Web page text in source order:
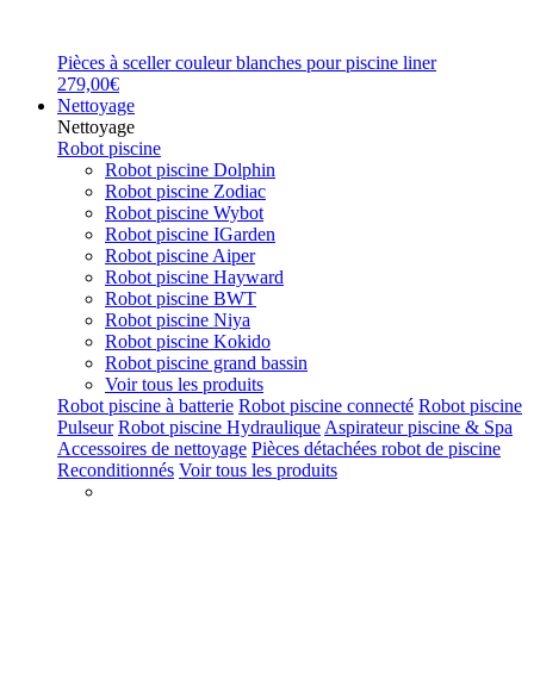
Pièces à sceller couleur blanches pour piscine liner
279,00€
Nettoyage
Nettoyage
Robot piscine
Robot piscine Dolphin
Robot piscine Zodiac
Robot piscine Wybot
Robot piscine IGarden
Robot piscine Aiper
Robot piscine Hayward
Robot piscine BWT
Robot piscine Niya
Robot piscine Kokido
Robot piscine grand bassin
Voir tous les produits
Robot piscine à batterie Robot piscine connecté Robot piscine
Pulseur Robot piscine Hydraulique Aspirateur piscine & Spa
Accessoires de nettoyage Pièces détachées robot de piscine
Reconditionnés Voir tous les produits